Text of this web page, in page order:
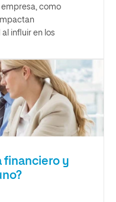
como
influir en los
financiero y